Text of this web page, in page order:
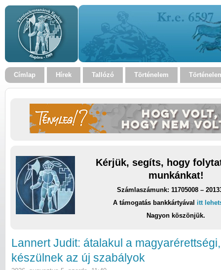
Címlap Hírek Tallózó Történelem
Kérjük, segíts, hogy
munkánkat!
Számlaszámunk: 11705008 –
A támogatás bankkártyával itt
Nagyon köszönjük.
Lannert Judit: átalakul a
készülnek az új szabályok